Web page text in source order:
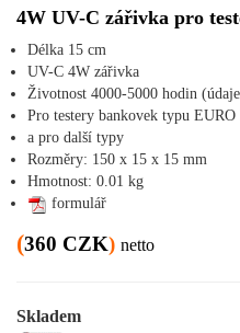
4W UV-C zářivka pro
Délka 15 cm
UV-C 4W zářivka
Životnost 4000-5000 hodin
Pro testery bankovek typu
a pro další typy
Rozměry: 150 x 15 x 15 mm
Hmotnost: 0.01 kg
formulář
(360 CZK) netto
Skladem